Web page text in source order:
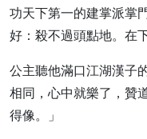
功天下第一的建掌派掌
好：殺不過頭點地。在
公主聽他滿口江湖漢子
相同，心中就樂了，贊
得像。」